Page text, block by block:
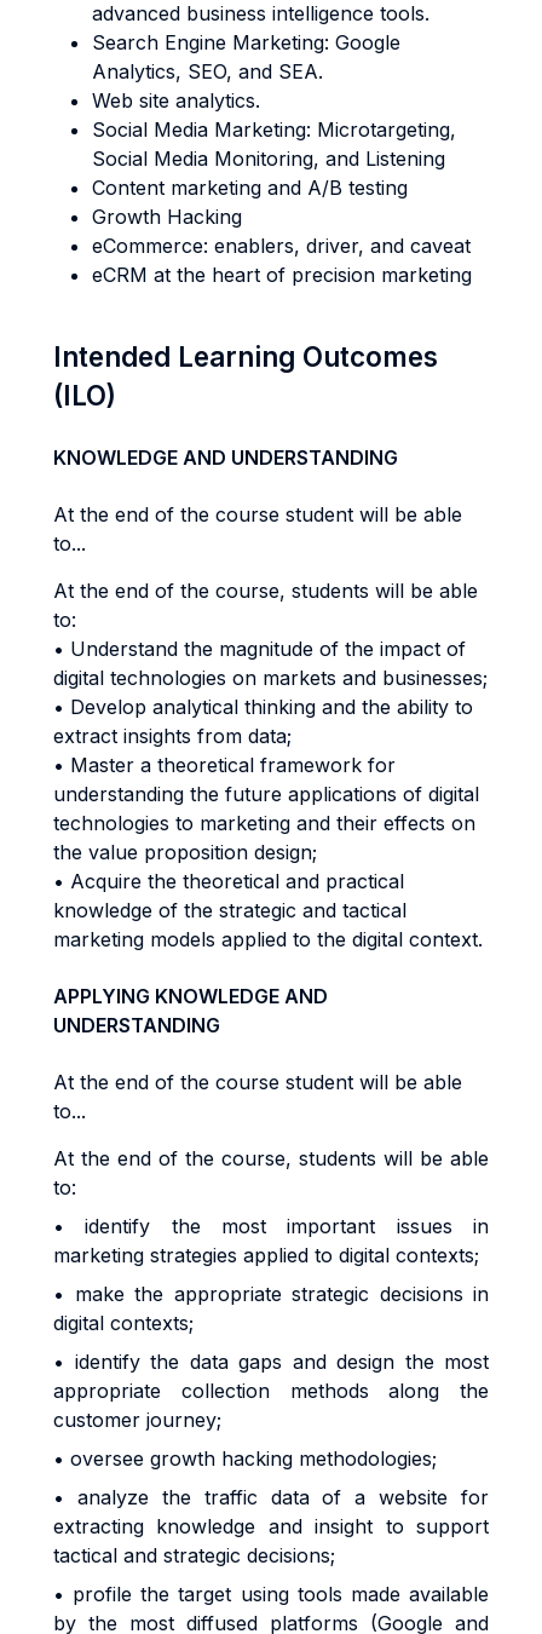
advanced business intelligence tools.
Search Engine Marketing: Google
Analytics, SEO, and SEA.
Web site analytics.
Social Media Marketing: Microtargeting,
Social Media Monitoring, and Listening
Content marketing and A/B testing
Growth Hacking
eCommerce: enablers, driver, and caveat
eCRM at the heart of precision marketing
Intended Learning Outcomes
(ILO)
KNOWLEDGE AND UNDERSTANDING
At the end of the course student will be able
to...
At the end of the course, students will be able
to:
• Understand the magnitude of the impact of
digital technologies on markets and businesses;
• Develop analytical thinking and the ability to
extract insights from data;
• Master a theoretical framework for
understanding the future applications of digital
technologies to marketing and their effects on
the value proposition design;
• Acquire the theoretical and practical
knowledge of the strategic and tactical
marketing models applied to the digital context.
APPLYING KNOWLEDGE AND
UNDERSTANDING
At the end of the course student will be able
to...
At the end of the course, students will be able
to:
• identify the most important issues in
marketing strategies applied to digital contexts;
• make the appropriate strategic decisions in
digital contexts;
• identify the data gaps and design the most
appropriate collection methods along the
customer journey;
• oversee growth hacking methodologies;
• analyze the traffic data of a website for
extracting knowledge and insight to support
tactical and strategic decisions;
• profile the target using tools made available
by the most diffused platforms (Google and